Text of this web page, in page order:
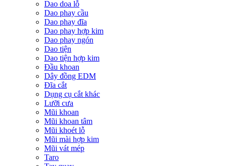
Dao doa lỗ
Dao phay cầu
Dao phay đĩa
Dao phay hợp kim
Dao phay ngón
Dao tiện
Dao tiện hợp kim
Đầu khoan
Dây đồng EDM
Đĩa cắt
Dụng cụ cắt khác
Lưỡi cưa
Mũi khoan
Mũi khoan tâm
Mũi khoét lỗ
Mũi mài hợp kim
Mũi vát mép
Taro